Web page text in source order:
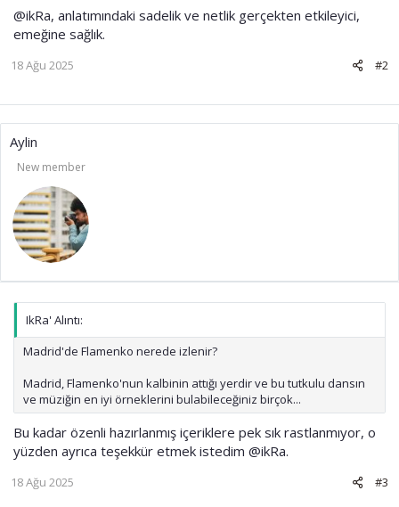
@ikRa, anlatımındaki sadelik ve netlik gerçekten etkileyici,
emeğine sağlık.
#2
18 Ağu 2025
Aylin
New member
IkRa' Alıntı:
Madrid'de Flamenko nerede izlenir?
Madrid, Flamenko'nun kalbinin attığı yerdir ve bu tutkulu dansın
ve müziğin en iyi örneklerini bulabileceğiniz birçok...
Bu kadar özenli hazırlanmış içeriklere pek sık rastlanmıyor, o
yüzden ayrıca teşekkür etmek istedim @ikRa.
#3
18 Ağu 2025